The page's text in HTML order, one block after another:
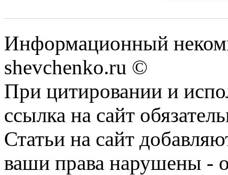
Информационный
shevchenko.ru ©
При цитировании и
ссылка на сайт
Статьи на сайт
ваши права нарушены -